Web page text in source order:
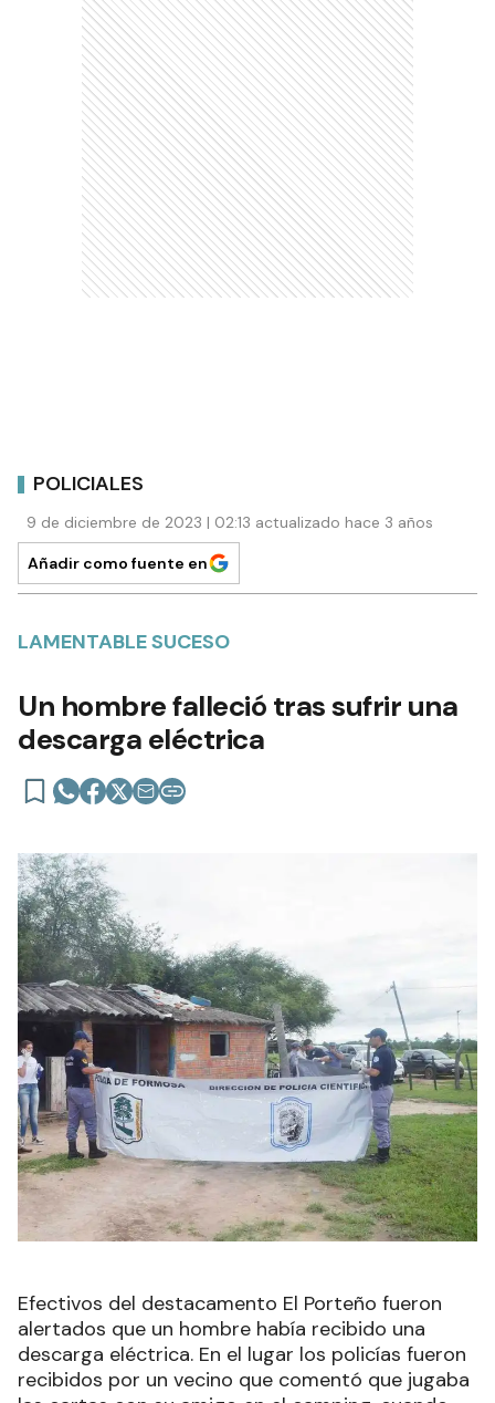
POLICIALES
9 de diciembre de 2023 | 02:13 actualizado hace 3 años
Añadir como fuente en
LAMENTABLE SUCESO
Un hombre falleció tras sufrir una
descarga eléctrica
Efectivos del destacamento El Porteño fueron
alertados que un hombre había recibido una
descarga eléctrica. En el lugar los policías fueron
recibidos por un vecino que comentó que jugaba